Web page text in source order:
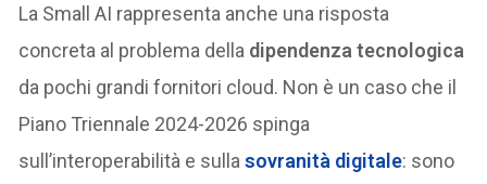
La Small AI rappresenta anche una risposta
concreta al problema della dipendenza tecnologica
da pochi grandi fornitori cloud. Non è un caso che il
Piano Triennale 2024-2026 spinga
sull’interoperabilità e sullasovranità digitale: sono